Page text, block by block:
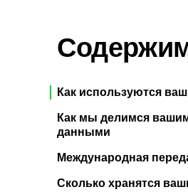
Как используются
Как мы делимся
данными
Международная
Сколько хранятся